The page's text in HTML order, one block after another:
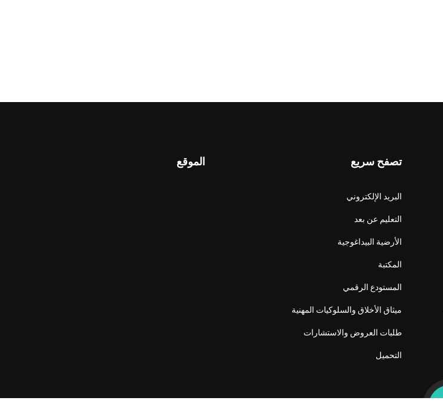
تصفح سريع
البريد الإلكتروني
التعليم عن بعد
الأرضية البيداغوجية
المكتبة
المستودع الرقمي
ميثاق الأخلاق والسلوكيات المهنية
طلبات العروض والاستشارات
التحميل
الموقع